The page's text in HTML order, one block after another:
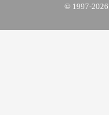
© 1997-